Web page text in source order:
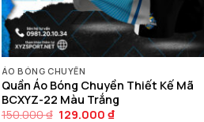
ÁO BÓNG CHUYỀN
Quần Áo Bóng Chuyền Thiết Kế Mã
BCXYZ-22 Màu Trắng
150.000₫ Giá
129.000₫Giá